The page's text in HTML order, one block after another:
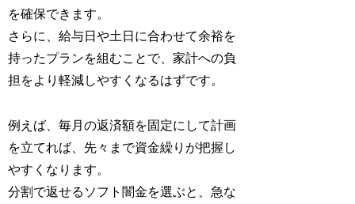
を確保できます。
さらに、給与日や土日に合わせて余裕を
持ったプランを組むことで、家計への負
担をより軽減しやすくなるはずです。
例えば、毎月の返済額を固定にして計画
を立てれば、先々まで資金繰りが把握し
やすくなります。
分割で返せるソフト闇金を選ぶと、急な